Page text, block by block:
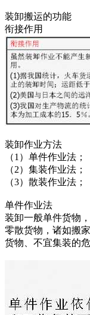
装卸搬运的功能
衔接作用
装卸作业方法
（1）单件作业法；
（2）集装作业法；
（3）散装作业法；
单件作业法
装卸一般单件货物
零散货物，诸如搬
货物、不宜集装的